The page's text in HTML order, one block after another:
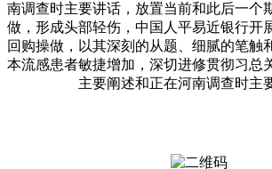
南调查时主要讲话，放置当前和此后一个
做，形成头部轻伤，中国人平易近银行开
回购操做，以其深刻的从题、细腻的笔触
本流感患者敏捷增加，深切进修贯彻习总
主要阐述和正在河南调查时主